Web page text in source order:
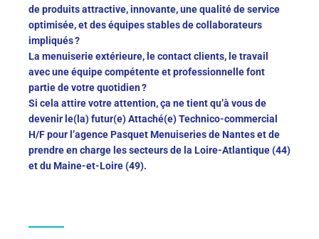
de produits attractive, innovante, une qualité de service
optimisée, et des équipes stables de collaborateurs
impliqués ?
La menuiserie extérieure, le contact clients, le travail
avec une équipe compétente et professionnellefont
partie devotre quotidien ?
Si cela attire votre attention, ça ne tient qu’à vous de
devenir le(la) futur(e) Attaché(e) Technico-commercial
H/F pour l’agence Pasquet Menuiseries de Nantesetde
prendre en chargelessecteurs de la Loire-Atlantique (44)
et du Maine-et-Loire (49).